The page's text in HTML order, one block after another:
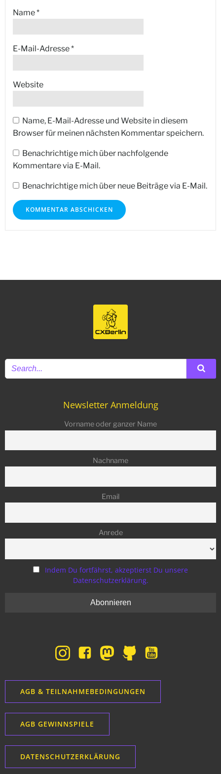
Name*
E-Mail-Adresse*
Website
Name, E-Mail-Adresse und Website in diesem
Browser für meinen nächsten Kommentar speichern.
Benachrichtige mich über nachfolgende
Kommentare via E-Mail.
Benachrichtige mich über neue Beiträge via E-Mail.
Newsletter Anmeldung
Vorname oder ganzer Name
Nachname
Email
Anrede
Indem Du fortfährst, akzeptierst Du unsere
Datenschutzerklärung.
AGB & TEILNAHMEBEDINGUNGEN
AGB GEWINNSPIELE
DATENSCHUTZERKLÄRUNG